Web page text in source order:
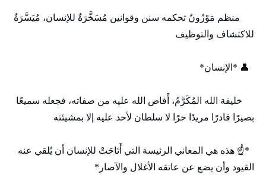
منظم مَوْزُونٌ تحكمه سنن وقوانين مُسَخَّرَةٌ للإنسان، مُيَسَّرَةٌ
للاكتشاف والتوظيف
👤 *الإنسان*
خليفة الله المُكَرَّمُ، أَفاض الله عليه من صفاته، فجعله سميعًا
بصيرًا قادرًا مريدًا حرًا لا سلطان لأحد عليه إلا بمشيئته
*☝️ هذه هي المعاني الرئيسة التي أَتَاحَتْ للإنسان أن يُلقي عنه
القيود وأن يضع عن عاتقه الأغلال والآصار*